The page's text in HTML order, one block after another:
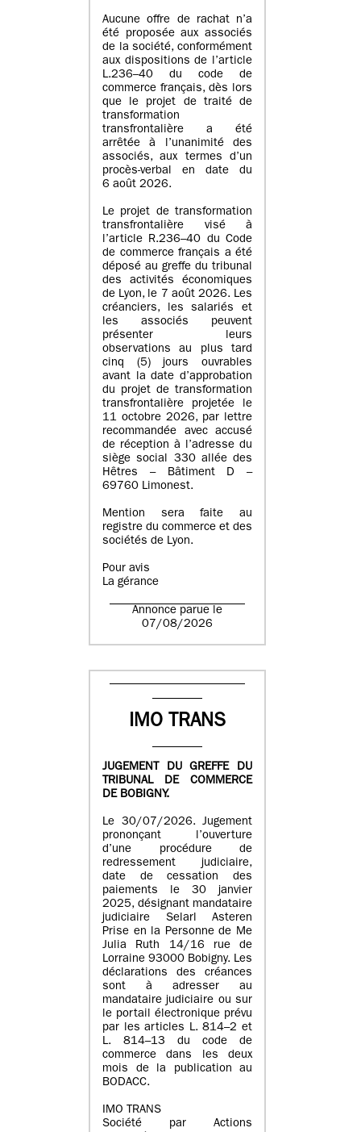
Aucune offre de rachat n’a
été proposée aux associés
de la société, conformément
aux dispositions de l’article
L.236–40 du code de
commerce français, dès lors
que le projet de traité de
transformation
transfrontalière a été
arrêtée à l’unanimité des
associés, aux termes d’un
procès-verbal en date du
6 août 2026.
Le projet de transformation
transfrontalière visé à
l’article R.236–40 du Code
de commerce français a été
déposé au greffe du tribunal
des activités économiques
de Lyon, le 7 août 2026. Les
créanciers, les salariés et
les associés peuvent
présenter leurs
observations au plus tard
cinq (5) jours ouvrables
avant la date d’approbation
du projet de transformation
transfrontalière projetée le
11 octobre 2026, par lettre
recommandée avec accusé
de réception à l’adresse du
siège social 330 allée des
Hêtres – Bâtiment D –
69760 Limonest.
Mention sera faite au
registre du commerce et des
sociétés de Lyon.
Pour avis
La gérance
Annonce parue le
07/08/2026
IMO TRANS
JUGEMENT DU GREFFE DU
TRIBUNAL DE COMMERCE
DE BOBIGNY.
Le 30/07/2026. Jugement
prononçant l’ouverture
d’une procédure de
redressement judiciaire,
date de cessation des
paiements le 30 janvier
2025, désignant mandataire
judiciaire Selarl Asteren
Prise en la Personne de Me
Julia Ruth 14/16 rue de
Lorraine 93000 Bobigny. Les
déclarations des créances
sont à adresser au
mandataire judiciaire ou sur
le portail électronique prévu
par les articles L. 814–2 et
L. 814–13 du code de
commerce dans les deux
mois de la publication au
BODACC.
IMO TRANS
Société par Actions